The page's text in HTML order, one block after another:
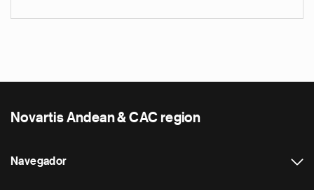
Novartis Andean & CAC region
Navegador